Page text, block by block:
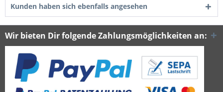
Kunden haben sich ebenfalls angesehen
Wir bieten Dir folgende Zahlungsmöglichkeiten an: